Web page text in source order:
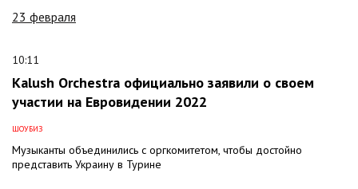
23 февраля
10:11
Kalush Orchestra официально заявили о своем
участии на Евровидении 2022
ШОУБИЗ
Музыканты объединились с оргкомитетом, чтобы достойно
представить Украину в Турине